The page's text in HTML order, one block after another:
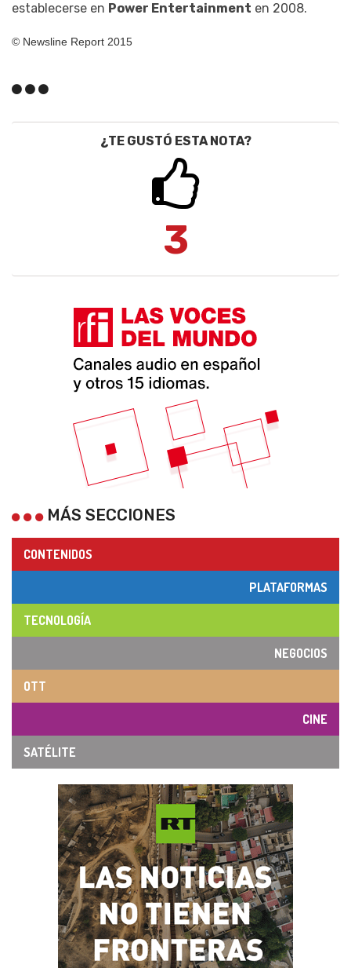
establecerse en Power Entertainment en 2008.
© Newsline Report 2015
¿TE GUSTÓ ESTA NOTA?
3
MÁS SECCIONES
CONTENIDOS
PLATAFORMAS
TECNOLOGÍA
NEGOCIOS
OTT
CINE
SATÉLITE